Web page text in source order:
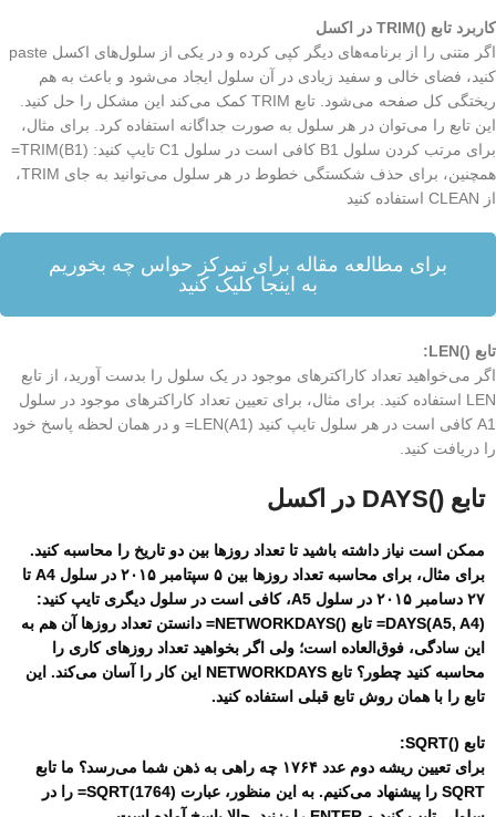
کاربرد تابع ()TRIM در اکسل
اگر متنی را از برنامه‌های دیگر کپی کرده و در یکی از سلول‌های اکسل paste
کنید، فضای خالی و سفید زیادی در آن سلول ایجاد می‌شود و باعث به هم
ریختگی کل صفحه می‌شود. تابع TRIM کمک می‌کند این مشکل را حل کنید.
این تابع را می‌توان در هر سلول به صورت جداگانه استفاده کرد. برای مثال،
برای مرتب کردن سلول B1 کافی است در سلول C1 تایپ کنید: (TRIM(B1=
همچنین، برای حذف شکستگی خطوط در هر سلول می‌توانید به جای TRIM،
از CLEAN استفاده کنید
برای مطالعه مقاله برای تمرکز حواس چه بخوریم
به اینجا کلیک کنید
تابع ()LEN:
اگر می‌خواهید تعداد کاراکترهای موجود در یک سلول را بدست آورید، از تابع
LEN استفاده کنید. برای مثال، برای تعیین تعداد کاراکترهای موجود در سلول
A1 کافی است در هر سلول تایپ کنید (LEN(A1= و در همان لحظه پاسخ خود
را دریافت کنید.
تابع ()DAYS در اکسل
ممکن است نیاز داشته باشید تا تعداد روزها بین دو تاریخ را محاسبه کنید.
برای مثال، برای محاسبه تعداد روزها بین ۵ سپتامبر ۲۰۱۵ در سلول A4 تا
۲۷ دسامبر ۲۰۱۵ در سلول A5، کافی است در سلول دیگری تایپ کنید:
(DAYS(A5, A4= تابع ()NETWORKDAYS= دانستن تعداد روزها آن هم به
این سادگی، فوق‌العاده است؛ ولی اگر بخواهید تعداد روزهای کاری را
محاسبه کنید چطور؟ تابع NETWORKDAYS این کار را آسان می‌کند. این
تابع را با همان روش تابع قبلی استفاده کنید.
تابع ()SQRT:
برای تعیین ریشه دوم عدد ۱۷۶۴ چه راهی به ذهن شما می‌رسد؟ ما تابع
SQRT را پیشنهاد می‌کنیم. به این منظور، عبارت (SQRT(1764= را در